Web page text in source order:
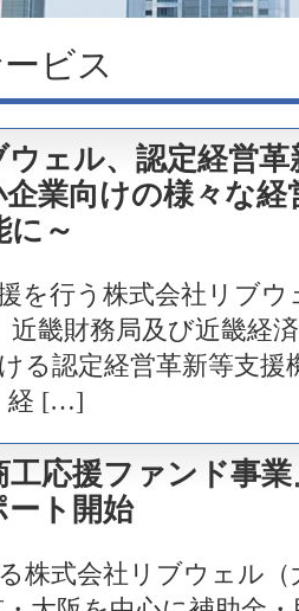
ビス
ェル、認定経営
業向けの様々な経
に～
を行う株式会社リブ
近畿財務局及び近畿経
る認定経営革新等支援
経 […]
工応援ファンド事
ート開始
株式会社リブウェル